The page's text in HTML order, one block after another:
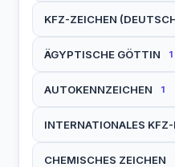
KFZ-ZEICHEN
ÄGYPTISCHE GÖTTIN 1
AUTOKENNZEICHEN 1
INTERNATIONALES
CHEMISCHES ZEICHEN